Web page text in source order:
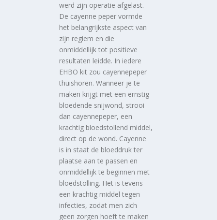
werd zijn operatie afgelast.
De cayenne peper vormde
het belangrijkste aspect van
zijn regiem en die
onmiddellijk tot positieve
resultaten leidde. In iedere
EHBO kit zou cayennepeper
thuishoren. Wanneer je te
maken krijgt met een ernstig
bloedende snijwond, strooi
dan cayennepeper, een
krachtig bloedstollend middel,
direct op de wond. Cayenne
is in staat de bloeddruk ter
plaatse aan te passen en
onmiddellijk te beginnen met
bloedstolling. Het is tevens
een krachtig middel tegen
infecties, zodat men zich
geen zorgen hoeft te maken